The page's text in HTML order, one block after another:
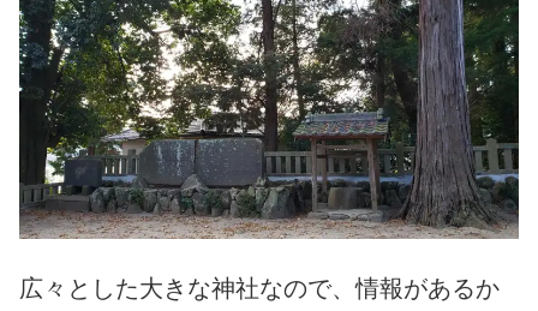
広々とした大きな神社なので、情報があるか